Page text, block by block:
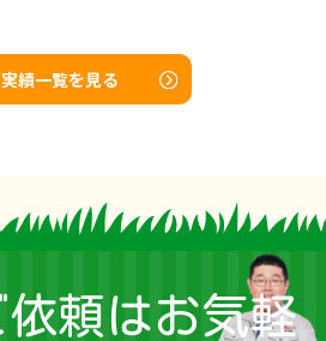
績一覧を見る
頼はお気軽